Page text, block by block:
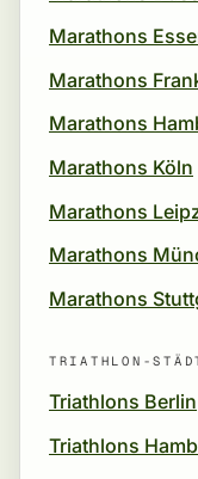
Marathons
Marathons
Marathons
Marathons Köln
Marathons
Marathons
Marathons
TRIATHLON-
Triathlons Berlin
Triathlons